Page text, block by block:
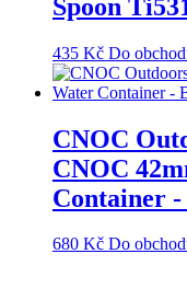
Spoon
435 Kč Do
CNOC
CNOC
Container -
680 Kč Do